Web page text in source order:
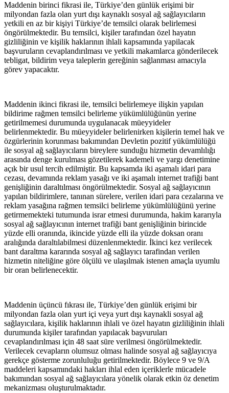
Maddenin birinci fikrasi ile, Türkiye’den günlük erişimi bir
milyondan fazla olan yurt dışı kaynaklı sosyal ağ sağlayıcıların
yetkili en az bir kişiyi Türkiye’de temsilci olarak belirlemesi
öngörülmektedir. Bu temsilci, kişiler tarafından özel hayatın
gizliliğinin ve kişilik haklarının ihlali kapsamında yapilacak
başvuruların cevaplandırılması ve yetkili makamlarca gönderilecek
tebligat, bildirim veya taleplerin gereğinin sağlanması amacıyla
görev yapacaktır.
Maddenin ikinci fikrasi ile, temsilci belirlemeye ilişkin yapılan
bildirime rağmen temsilci belirleme yükümlülüğünün yerine
getirilmemesi durumunda uygulanacak müeyyideler
belirlenmektedir. Bu müeyyideler belirlenirken kişilerin temel hak ve
özgürlerinin korunması bakımından Devletin pozitif yükümlülüğü
ile sosyal ağ sağlayıcıların bireylere sunduğu hizmetin devamlılığı
arasında denge kurulması gözetilerek kademeli ve yargı denetimine
açık bir usul tercih edilmiştir. Bu kapsamda iki aşamalı idari para
cezası, devamında reklam yasağı ve iki aşamalı internet trafiği bant
genişliğinin daraltılması öngörülmektedir. Sosyal ağ sağlayıcının
yapılan bildirimlere, tanınan sürelere, verilen idari para cezalarına ve
reklam yasağına rağmen temsilci belirleme yükümlülüğünü yerine
getirmemekteki tutumunda israr etmesi durumunda, hakim kararıyla
sosyal ağ sağlayıcının internet trafiği bant genişliğinin birincide
yüzde elli oranında, ikincide yüzde elli ila yüzde doksan oranı
aralığında daraltılabilmesi düzenlenmektedir. İkinci kez verilecek
bant daraltma kararında sosyal ağ sağlayıcı tarafindan verilen
hizmetin niteliğine göre ölçülü ve ulaşılmak istenen amaçla uyumlu
bir oran belirlenecektir.
Maddenin üçüncü fıkrası ile, Türkiye’den günlük erişimi bir
milyondan fazla olan yurt içi veya yurt dışı kaynakli sosyal ağ
sağlayıcılara, kişilik haklarının ihlali ve özel hayatın gizliliğinin ihlali
durumunda kişiler tarafından yapılacak başvuruları
cevaplandırılması için 48 saat süre verilmesi öngörülmektedir.
Verilecek cevapların olumsuz olması halinde sosyal ağ sağlayıcıya
gerekçe gösterme zorunluluğu getirilmektedir. Böylece 9 ve 9/A
maddeleri kapsamındaki hakları ihlal eden içeriklerle mücadele
bakımından sosyal ağ sağlayıcılara yönelik olarak etkin öz denetim
mekanizması oluşturulmaktadır.